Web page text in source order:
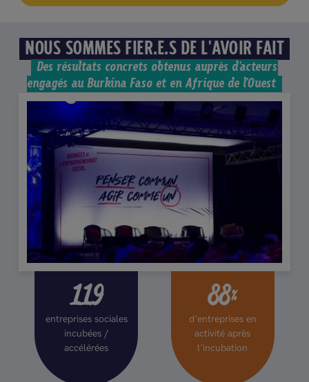
NOUS SOMMES FIER.E.S DE L'AVOIR FAIT
Des résultats concrets obtenus auprès d'acteurs
engagés au Burkina Faso et en Afrique de l'Ouest
entreprises sociales
incubées /
accélérées
119
d'entreprises en
activité après
l'incubation
88%